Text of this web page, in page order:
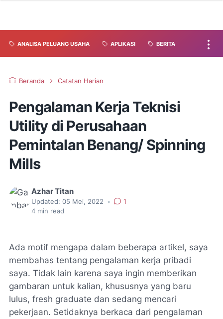
ANALISA PELUANG USAHA APLIKASI BERITA
Beranda Catatan Harian
Pengalaman Kerja Teknisi
Utility di Perusahaan
Pemintalan Benang/ Spinning
Mills
Azhar Titan
Updated: 05 Mei, 2022 •
1
4 min read
Ada motif mengapa dalam beberapa artikel, saya
membahas tentang pengalaman kerja pribadi
saya. Tidak lain karena saya ingin memberikan
gambaran untuk kalian, khususnya yang baru
lulus, fresh graduate dan sedang mencari
pekerjaan. Setidaknya berkaca dari pengalaman